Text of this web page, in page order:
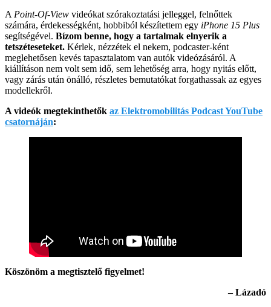
A Point-Of-View videókat szórakoztatási jelleggel, felnőttek
számára, érdekességként, hobbiból készítettem egy iPhone 15 Plus
segítségével. Bízom benne, hogy a tartalmak elnyerik a
tetszéteseteket. Kérlek, nézzétek el nekem, podcaster-ként
meglehetősen kevés tapasztalatom van autók videózásáról. A
kiállításon nem volt sem idő, sem lehetőség arra, hogy nyitás előtt,
vagy zárás után önálló, részletes bemutatókat forgathassak az egyes
modellekről.
A videók megtekinthetők az Elektromobilitás Podcast YouTube
csatornáján:
Köszönöm a megtisztelő figyelmet!
– Lázadó